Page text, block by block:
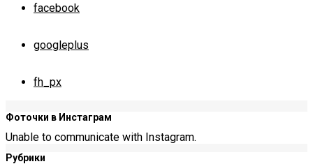
facebook
googleplus
fh_px
Фоточки в Инстаграм
Unable to communicate with Instagram.
Рубрики